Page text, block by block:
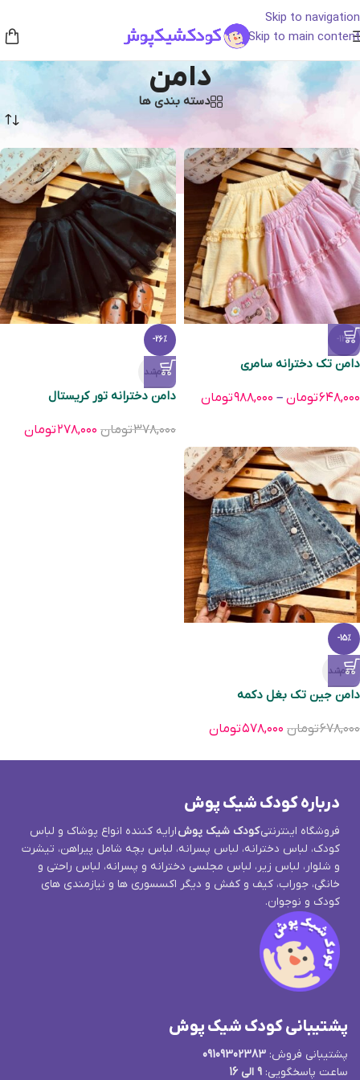
Skip to navigation
Skip to main content
دامن
دسته بندی ها
پوشاک
-13%
دامن تک دخترانه سامری
۶۴۸,۰۰۰تومان – ۹۸۸,۰۰۰تومان
-26%
تمام‌شد
دامن دخترانه تور كریستال
۳۷۸,۰۰۰تومان ۲۷۸,۰۰۰تومان
-15%
تمام‌شد
دامن جین تک بغل دکمه
۶۷۸,۰۰۰تومان ۵۷۸,۰۰۰تومان
درباره کودک شیک پوش
فروشگاه اینترنتیکودک شیک پوشارایه کننده انواع پوشاک و لباس
کودک، لباس دخترانه، لباس پسرانه، لباس بچه شامل پیراهن، تیشرت
و شلوار، لباس زیر، لباس مجلسی دخترانه و پسرانه، لباس راحتی و
خانگی، جوراب، کیف و کفش و دیگر اکسسوری ها و نیازمندی های
کودک و نوجوان.
پشتیبانی کودک شیک پوش
پشتیبانی فروش: 09109302383
ساعت پاسخگویی: 9 الی 16